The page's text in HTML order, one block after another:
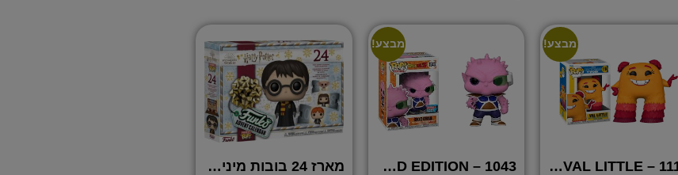
מבצע!
POP VAL LITTLE – 1114
מבצע!
POP DODORIA LIMITED EDITION – 1043 מארז 24 בובות מיני פופ הארי פוטר